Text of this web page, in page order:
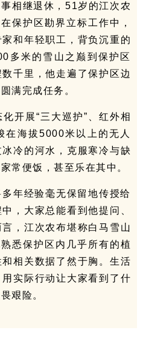
相继退休，51岁的江次农
保护区勘界立标工作中，
和年轻职工，背负沉重的
多米的雪山之巅到保护区
千里，他走遍了保护区边
满完成任务。
开展“三大巡护”、红外相
在海拔5000米以上的无人
冷的河水，克服寒冷与缺
便饭，甚至乐在其中。
年经验毫无保留地传授给
，大家总能看到他提问、
，江次农布堪称白马雪山
悉保护区内几乎所有的植
相关数据了然于胸。生活
实际行动让大家看到了什
艰险。